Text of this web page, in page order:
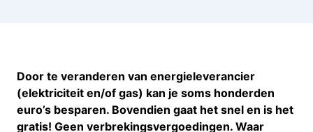
Door te veranderen van energieleverancier
(elektriciteit en/of gas) kan je soms honderden
euro’s besparen. Bovendien gaat het snel en is het
gratis! Geen verbrekingsvergoedingen. Waar